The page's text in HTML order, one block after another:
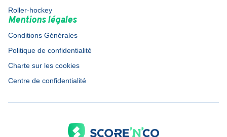
Roller-hockey
Mentions légales
Conditions Générales
Politique de confidentialité
Charte sur les cookies
Centre de confidentialité